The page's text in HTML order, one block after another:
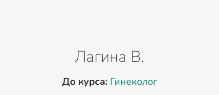
Лагина В.
До курса: Гинеколог